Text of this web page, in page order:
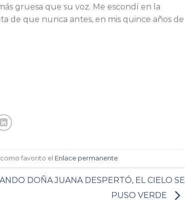
gruesa que su voz. Me escondí en la
de que nunca antes, en mis quince años de
como favorito el Enlace permanente.
DOÑA JUANA DESPERTÓ, EL CIELO SE
PUSO VERDE